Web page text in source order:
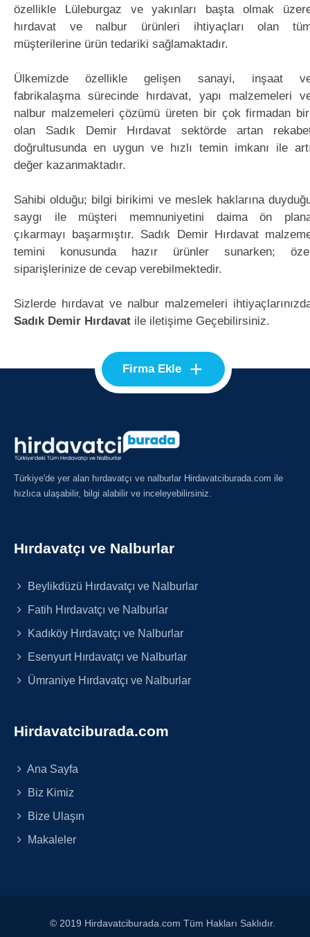
özellikle Lüleburgaz ve yakınları başta olmak
hırdavat ve nalbur ürünleri ihtiyaçları olan
müşterilerine ürün tedariki sağlamaktadır.
Ülkemizde özellikle gelişen sanayi, inşaat
fabrikalaşma sürecinde hırdavat, yapı malzemeleri
nalbur malzemeleri çözümü üreten bir çok firmadan
olan Sadık Demir Hırdavat sektörde artan
doğrultusunda en uygun ve hızlı temin imkanı ile
değer kazanmaktadır.
Sahibi olduğu; bilgi birikimi ve meslek haklarına
saygı ile müşteri memnuniyetini daima ön
çıkarmayı başarmıştır. Sadık Demir Hırdavat
temini konusunda hazır ürünler sunarken;
siparişlerinize de cevap verebilmektedir.
Sizlerde hırdavat ve nalbur malzemeleri
Sadık Demir Hırdavat ile iletişime Geçebilirsiniz.
Firma Ekle +
Türkiye'de yer alan hırdavatçı ve nalburlar Hirdavatciburada.com ile
hızlıca ulaşabilir, bilgi alabilir ve inceleyebilirsiniz.
Hırdavatçı ve Nalburlar
Beylikdüzü Hırdavatçı ve Nalburlar
Fatih Hırdavatçı ve Nalburlar
Kadıköy Hırdavatçı ve Nalburlar
Esenyurt Hırdavatçı ve Nalburlar
Ümraniye Hırdavatçı ve Nalburlar
Hirdavatciburada.com
Ana Sayfa
Biz Kimiz
Bize Ulaşın
Makaleler
© 2019 Hirdavatciburada.com Tüm Hakları Saklıdır.